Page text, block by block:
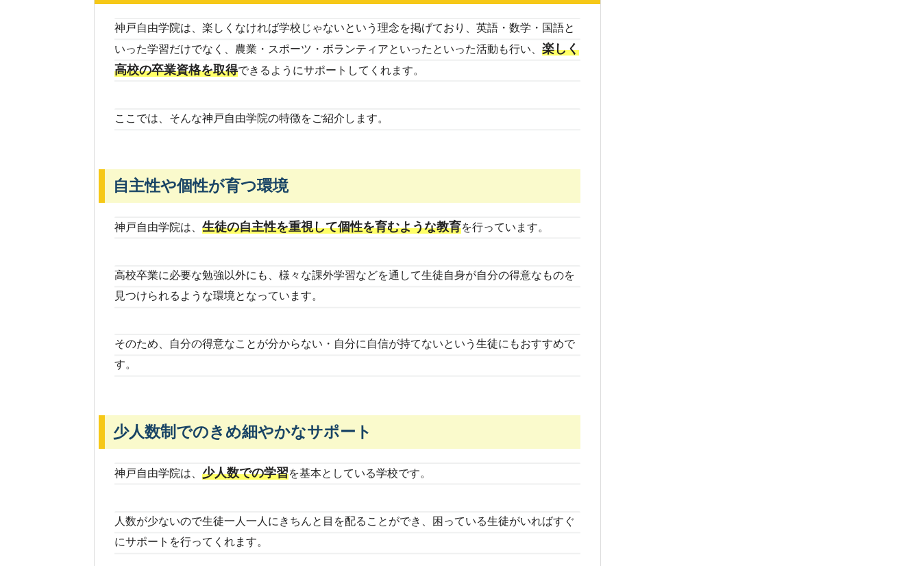
神戸自由学院は、楽しくなければ学校じゃないという理念を掲げており、英語・数学・国語と
いった学習だけでなく、農業・スポーツ・ボランティアといったといった活動も行い、 楽しく
高校の卒業資格を取得できるようにサポートしてくれます。
ここでは、そんな神戸自由学院の特徴をご紹介します。
自主性や個性が育つ環境
神戸自由学院は、 生徒の自主性を重視して個性を育むような教育を行っています。
高校卒業に必要な勉強以外にも、様々な課外学習などを通して生徒自身が自分の得意なものを
見つけられるような環境となっています。
そのため、自分の得意なことが分からない・自分に自信が持てないという生徒にもおすすめで
す。
少人数制でのきめ細やかなサポート
神戸自由学院は、 少人数での学習を基本としている学校です。
人数が少ないので生徒一人一人にきちんと目を配ることができ、困っている生徒がいればすぐ
にサポートを行ってくれます。